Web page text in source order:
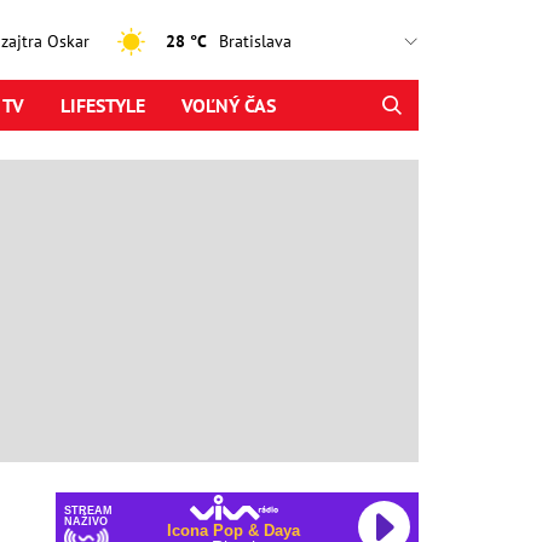
Oskar 28 °C
LIFESTYLE VOĽNÝ ČAS
STREAM
NAŽIVO
Icona Pop & Daya